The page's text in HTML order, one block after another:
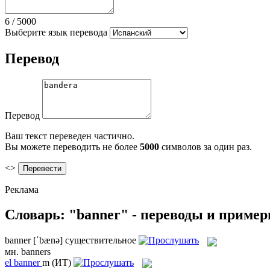
6 / 5000
Выберите язык перевода
Перевод
Перевод
Ваш текст переведен частично.
Вы можете переводить не более 5000 символов за один раз.
<>
Реклама
Словарь: "banner" - переводы и
banner [ˈbænə] существительное
мн. banners
el banner m (ИТ)